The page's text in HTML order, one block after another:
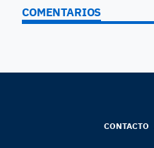
COMENTARIOS
CONTACTO